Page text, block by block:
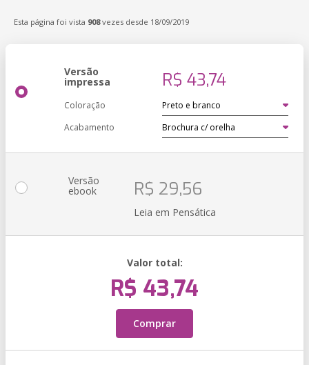
Esta página foi vista 908vezes desde 18/09/2019
Versão
impressa R$ 43,74
Coloração
Acabamento
Versão
ebook R$ 29,56
Leia em Pensática
Valor total:
R$ 43,74
Comprar